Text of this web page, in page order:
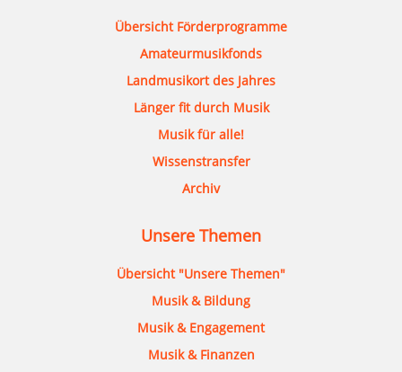
Übersicht Förderprogramme
Amateurmusikfonds
Landmusikort des Jahres
Länger fit durch Musik
Musik für alle!
Wissenstransfer
Archiv
Unsere Themen
Übersicht "Unsere Themen"
Musik & Bildung
Musik & Engagement
Musik & Finanzen